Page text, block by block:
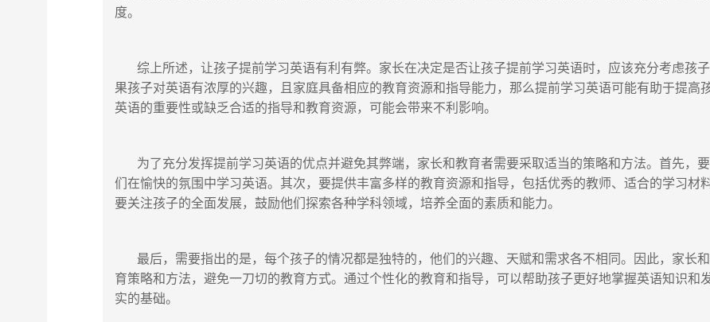
度。
综上所述，让孩子提前学习英语有利有弊。家长在决定是否让孩子提前学习英语时，应该充分考虑孩
果孩子对英语有浓厚的兴趣，且家庭具备相应的教育资源和指导能力，那么提前学习英语可能有助于提高
英语的重要性或缺乏合适的指导和教育资源，可能会带来不利影响。
为了充分发挥提前学习英语的优点并避免其弊端，家长和教育者需要采取适当的策略和方法。首先，
们在愉快的氛围中学习英语。其次，要提供丰富多样的教育资源和指导，包括优秀的教师、适合的学习材
要关注孩子的全面发展，鼓励他们探索各种学科领域，培养全面的素质和能力。
最后，需要指出的是，每个孩子的情况都是独特的，他们的兴趣、天赋和需求各不相同。因此，家长
育策略和方法，避免一刀切的教育方式。通过个性化的教育和指导，可以帮助孩子更好地掌握英语知识和
实的基础。